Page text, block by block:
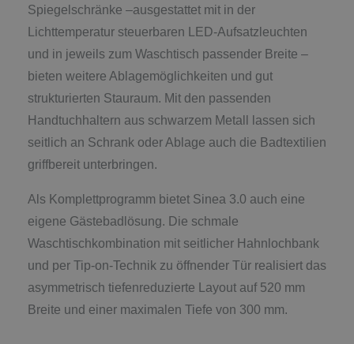
Spiegelschränke –ausgestattet mit in der
Lichttemperatur steuerbaren LED-Aufsatzleuchten
und in jeweils zum Waschtisch passender Breite –
bieten weitere Ablagemöglichkeiten und gut
strukturierten Stauraum. Mit den passenden
Handtuchhaltern aus schwarzem Metall lassen sich
seitlich an Schrank oder Ablage auch die Badtextilien
griffbereit unterbringen.
Als Komplettprogramm bietet Sinea 3.0 auch eine
eigene Gästebadlösung. Die schmale
Waschtischkombination mit seitlicher Hahnlochbank
und per Tip-on-Technik zu öffnender Tür realisiert das
asymmetrisch tiefenreduzierte Layout auf 520 mm
Breite und einer maximalen Tiefe von 300 mm.